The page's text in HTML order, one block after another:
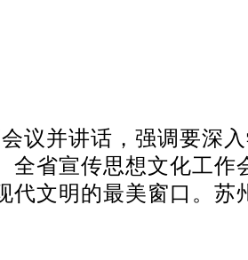
议并讲话，强调要深
省宣传思想文化工作
文明的最美窗口。苏